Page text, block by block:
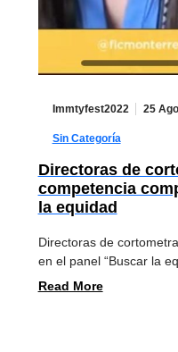
Immtyfest2022 25
Sin Categoría
Directoras de
competencia
la equidad
Directoras de
en el panel “Buscar la
Read More